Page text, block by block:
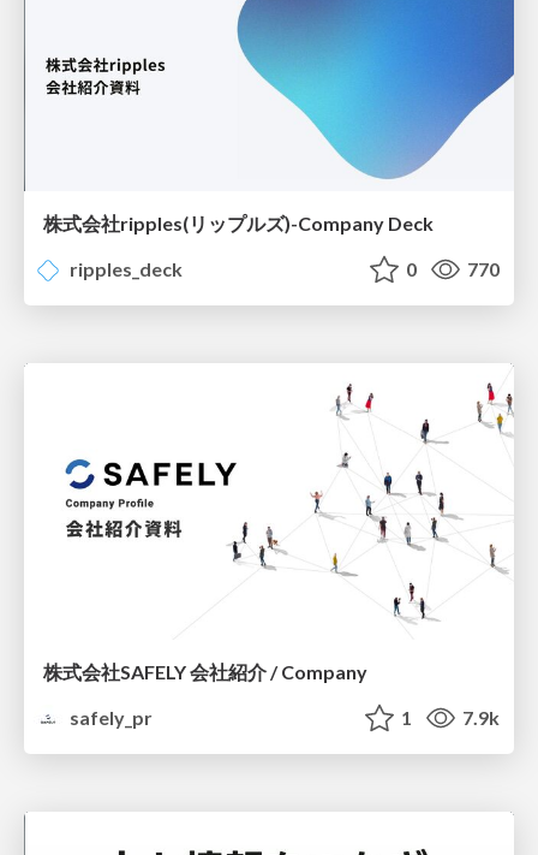
株式会社ripples(リップルズ)-Company Deck
ripples_deck
0 770
株式会社SAFELY 会社紹介 / Company
safely_pr
1 7.9k